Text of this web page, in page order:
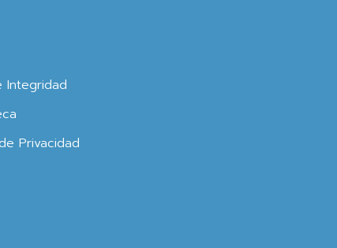
Integridad
Privacidad